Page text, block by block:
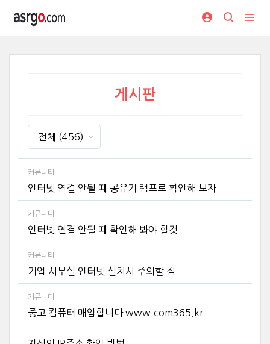
게시판
전체 (456)
커뮤니티
인터넷 연결 안될 때 공유기 램프로 확인해 보자
커뮤니티
인터넷 연결 안될 때 확인해 봐야 할것
커뮤니티
기업 사무실 인터넷 설치시 주의할 점
커뮤니티
중고 컴퓨터 매입합니다 www.com365.kr